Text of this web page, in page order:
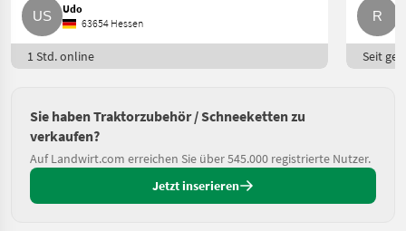
Udo
63654 Hessen
1 Std. online Seit
Sie haben Traktorzubehör / Schneeketten zu
verkaufen?
Auf Landwirt.com erreichen Sie über 545.000 registrierte Nutzer.
Jetzt inserieren